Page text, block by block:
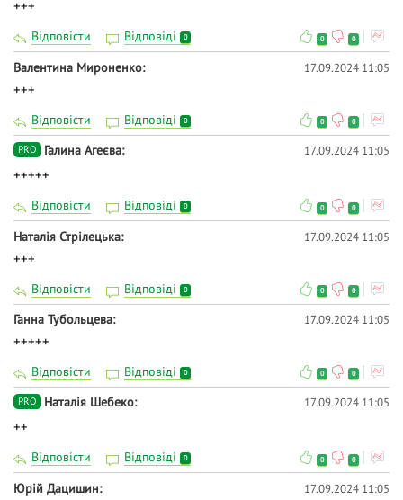
+++
Відповісти Відповіді 0 0 0
Валентина Мироненко 17.09.2024 11:05
+++
Відповісти Відповіді 0 0 0
PRO Галина Агеєва 17.09.2024 11:05
+++++
Відповісти Відповіді 0 0 0
Наталія Стрілецька 17.09.2024 11:05
+++
Відповісти Відповіді 0 0 0
Ганна Тубольцева 17.09.2024 11:05
+++++
Відповісти Відповіді 0 0 0
PRO Наталія Шебеко 17.09.2024 11:05
++
Відповісти Відповіді 0 0 0
Юрій Дацишин 17.09.2024 11:05